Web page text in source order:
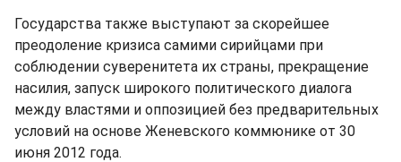
Государства также выступают за скорейшее
преодоление кризиса самими сирийцами при
соблюдении суверенитета их страны, прекращение
насилия, запуск широкого политического диалога
между властями и оппозицией без предварительных
условий на основе Женевского коммюнике от 30
июня 2012 года.